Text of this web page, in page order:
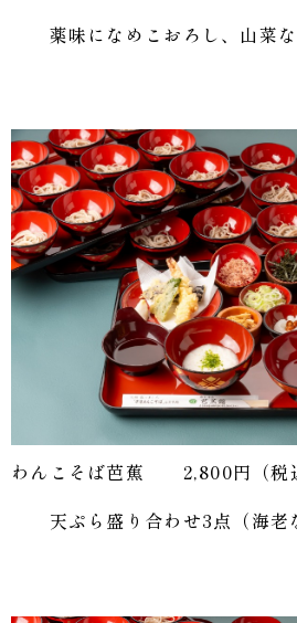
薬味になめこおろし、山菜な
わんこそば芭蕉 2,800円（税
天ぷら盛り合わせ3点（海老